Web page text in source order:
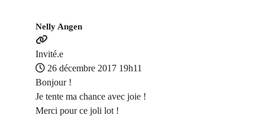
Nelly Angen
Invité.e
26 décembre 2017 19h11
Bonjour !
Je tente ma chance avec joie !
Merci pour ce joli lot !